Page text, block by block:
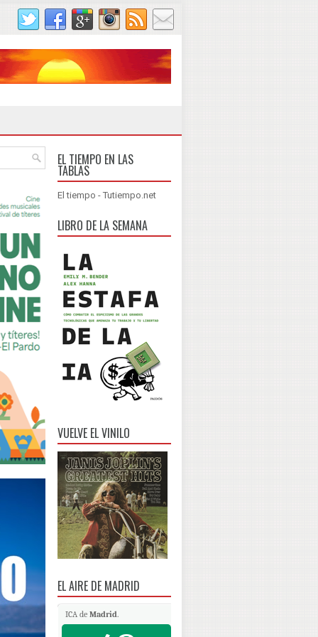
EL TIEMPO EN LAS
TABLAS
El tiempo - Tutiempo.net
LIBRO DE LA SEMANA
VUELVE EL VINILO
EL AIRE DE MADRID
ICA de Madrid.